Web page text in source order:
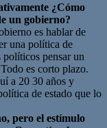
¿Cómo
un gobierno?
es hablar de
una política de
políticos pensar un
es corto plazo.
a 20 30 años y
de estado que lo
pero el estímulo